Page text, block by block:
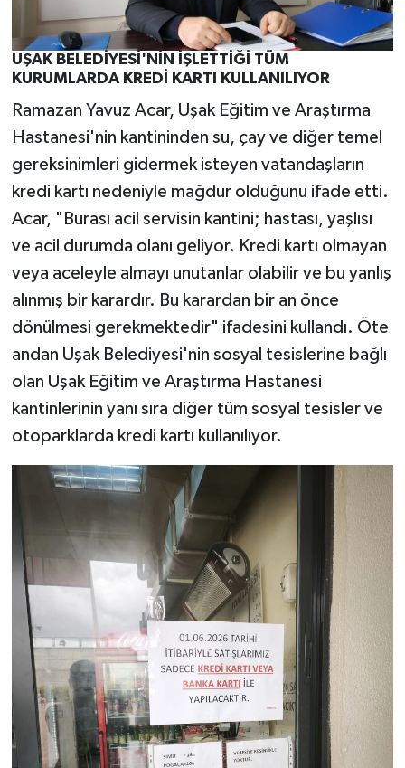
UŞAK BELEDİYESİ'NİN İŞLETTİĞİ TÜM
KURUMLARDA KREDİ KARTI KULLANILIYOR
Ramazan Yavuz Acar, Uşak Eğitim ve Araştırma
Hastanesi'nin kantininden su, çay ve diğer temel
gereksinimleri gidermek isteyen vatandaşların
kredi kartı nedeniyle mağdur olduğunu ifade etti.
Acar, "Burası acil servisin kantini; hastası, yaşlısı
ve acil durumda olanı geliyor. Kredi kartı olmayan
veya aceleyle almayı unutanlar olabilir ve bu yanlış
alınmış bir karardır. Bu karardan bir an önce
dönülmesi gerekmektedir" ifadesini kullandı. Öte
andan Uşak Belediyesi'nin sosyal tesislerine bağlı
olan Uşak Eğitim ve Araştırma Hastanesi
kantinlerinin yanı sıra diğer tüm sosyal tesisler ve
otoparklarda kredi kartı kullanılıyor.